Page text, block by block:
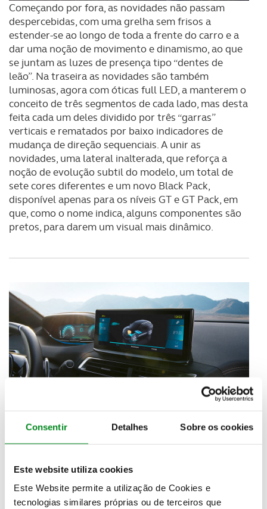
Consentir Detalhes Sobre os cookies
Este website utiliza cookies
Este Website permite a utilização de Cookies e
tecnologias similares próprias ou de terceiros que
Começando por fora, as novidades não passam
despercebidas, com uma grelha sem frisos a
estender-se ao longo de toda a frente do carro e a
dar uma noção de movimento e dinamismo, ao que
se juntam as luzes de presença tipo “dentes de
leão”. Na traseira as novidades são também
luminosas, agora com óticas full LED, a manterem o
conceito de três segmentos de cada lado, mas desta
feita cada um deles dividido por três “garras”
verticais e rematados por baixo indicadores de
mudança de direção sequenciais. A unir as
novidades, uma lateral inalterada, que reforça a
noção de evolução subtil do modelo, um total de
sete cores diferentes e um novo Black Pack,
disponível apenas para os níveis GT e GT Pack, em
que, como o nome indica, alguns componentes são
pretos, para darem um visual mais dinâmico.
De fora para dentro, o i-Cockpit também se
apresenta mais moderno, com o ecrã digital frontal
de 12,3 polegadas totalmente costumizável e um